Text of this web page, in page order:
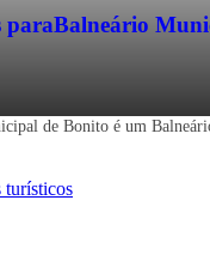
paraBalneário
de Bonito é um
turísticos